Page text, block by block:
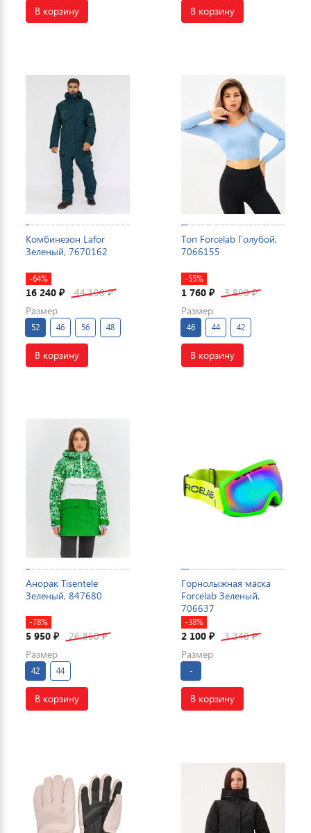
В корзину В корзину
Комбинезон Lafor
Зеленый, 7670162
-64%
16 240 ₽ 44 100₽
Размер
52 46 56 48
В корзину
Топ Forcelab Голубой,
7066155
-55%
1 760 ₽ 3 890₽
Размер
46 44 42
В корзину
Анорак Tisentele
Зеленый, 847680
-78%
5 950 ₽ 26 850₽
Размер
42 44
В корзину
Горнолыжная маска
Forcelab Зеленый,
706637
-38%
2 100 ₽ 3 340₽
Размер
-
В корзину